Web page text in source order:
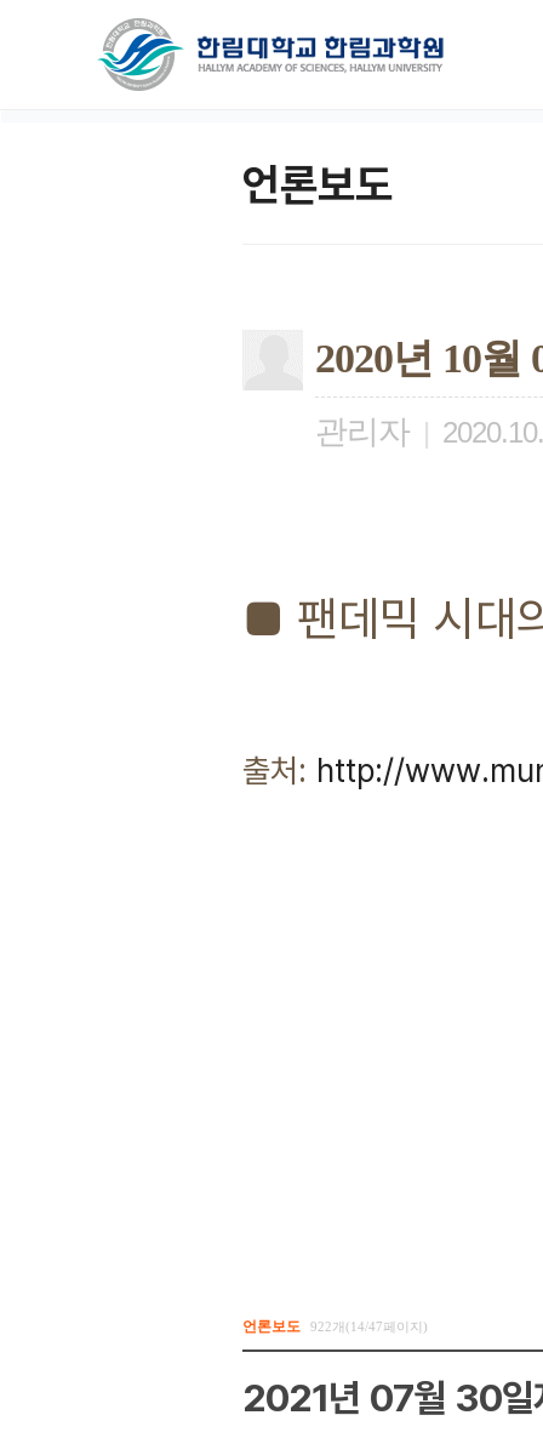
언론보도
2020년 10
관리자 |
■ 팬데믹 시대
출처: http://
언론보도 922개(14/47페이지)
2021년 07월 30일